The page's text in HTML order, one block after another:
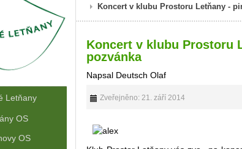
Koncert v klubu Prostoru Letňany -
Koncert v klubu Prostoru
pozvánka
Napsal Deutsch Olaf
Zveřejněno: 21. září 2014
Letňany
OS
OS